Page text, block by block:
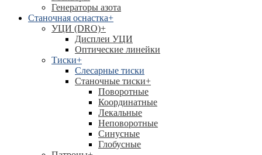
Генераторы азота
Станочная оснастка+
УЦИ (DRO)+
Дисплеи УЦИ
Оптические линейки
Тиски+
Слесарные тиски
Станочные тиски+
Поворотные
Координатные
Лекальные
Неповоротные
Синусные
Глобусные